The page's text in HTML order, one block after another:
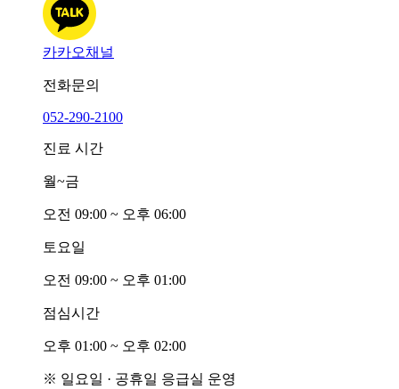
카카오채널
전화문의
052-290-2100
진료 시간
월~금
오전 09:00 ~ 오후 06:00
토요일
오전 09:00 ~ 오후 01:00
점심시간
오후 01:00 ~ 오후 02:00
※ 일요일 · 공휴일 응급실 운영